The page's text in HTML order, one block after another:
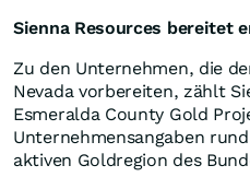
Sienna Resources bereitet
Zu den Unternehmen, die
Nevada vorbereiten, zählt
Esmeralda County Gold
Unternehmensangaben
aktiven Goldregion des